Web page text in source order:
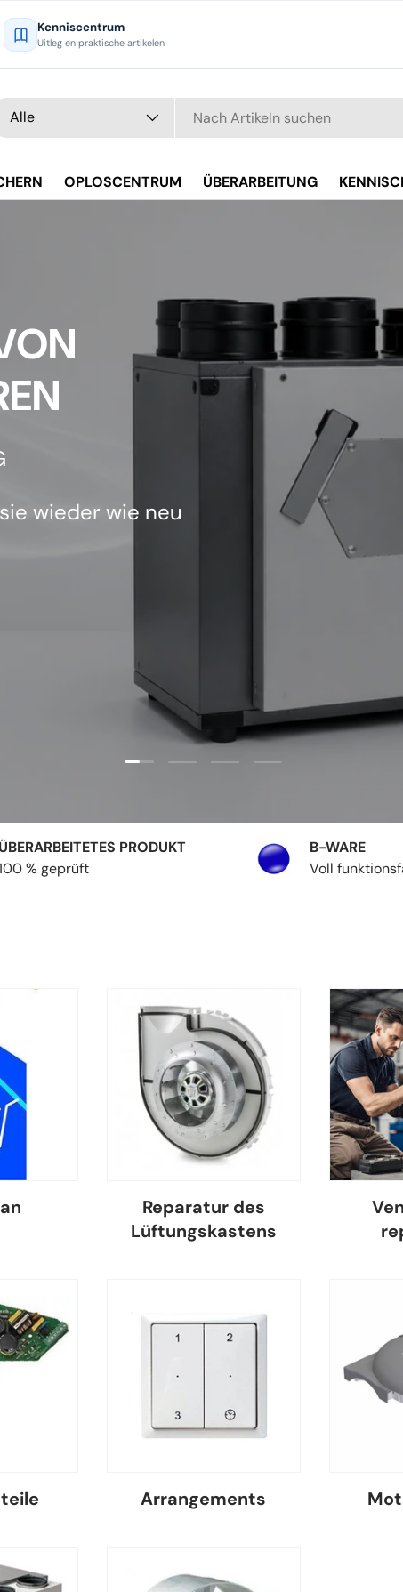
Kenniscentrum
Uitleg en praktische artikelen
Alle
OPLOSCENTRUM ÜBERARBEITUNG
wieder wie neu
Folie laden 1 von 4
Folie laden 2 von 4
Folie laden 3 von 4
Folie laden 4 von 4
an
ren
ÜBERARBEITETES PRODUKT
% geprüft
B-WARE
Voll
Reparatur des
Lüftungskastens
Arrangements